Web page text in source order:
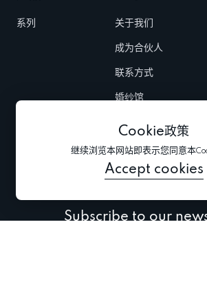
Cookie政策
继续浏览本网站即表示您同意本
Accept cookies
系列 关于我们
成为合伙人
联系方式
婚纱馆
Fairs & Trunk
shows
Subscribe to our